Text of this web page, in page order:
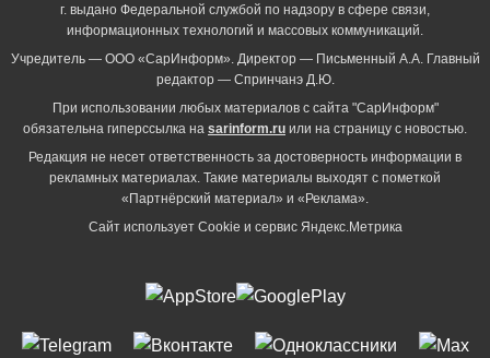
г. выдано Федеральной службой по надзору в сфере связи,
информационных технологий и массовых коммуникаций.
Учредитель — ООО «СарИнформ». Директор — Письменный А.А. Главный
редактор — Спринчанэ Д.Ю.
При использовании любых материалов с сайта "СарИнформ"
обязательна гиперссылка на sarinform.ru или на страницу с новостью.
Редакция не несет ответственность за достоверность информации в
рекламных материалах. Такие материалы выходят с пометкой
«Партнёрский материал» и «Реклама».
Сайт использует Cookie и сервиc Яндекс.Метрика